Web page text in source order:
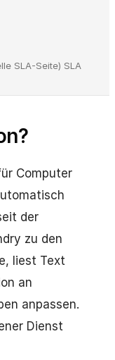
SLA-Seite) SLA
Computer
der
zu den
liest Text
an
anpassen.
Dienst